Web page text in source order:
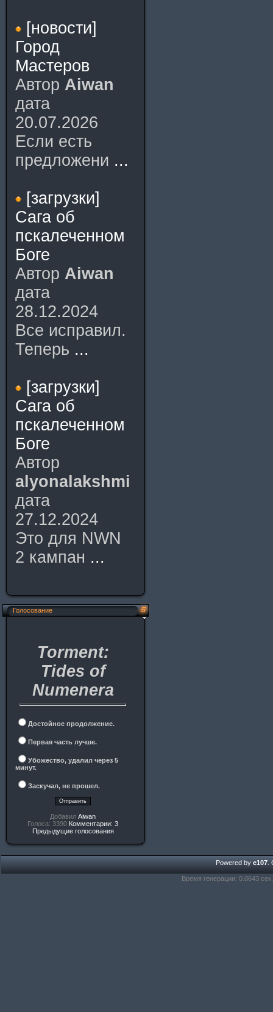
[новости]
Город
Мастеров
Автор Aiwan
дата
20.07.2026
Если есть
предложени ...
[загрузки]
Сага об
пскалеченном
Боге
Автор Aiwan
дата
28.12.2024
Все исправил.
Теперь ...
[загрузки]
Сага об
пскалеченном
Боге
Автор
alyonalakshmi
дата
27.12.2024
Это для NWN
2 кампан ...
Голосование
Torment:
Tides of
Numenera
Достойное продолжение.
Первая часть лучше.
Убожество, удалил через 5
минут.
Заскучал, не прошел.
Добавил Aiwan
Голоса: 3390 Комментарии: 3
Предыдущие голосования
Powered by e107
Время генерации: 0.0643